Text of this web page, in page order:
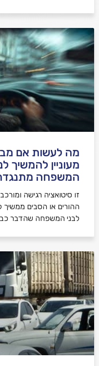
מה לעשות אם
מעוניין להמשיך
המשפחה
זו סיטואציה רגישה
ההורים או הסבים ממשיך
לבני המשפחה שהדבר כבר